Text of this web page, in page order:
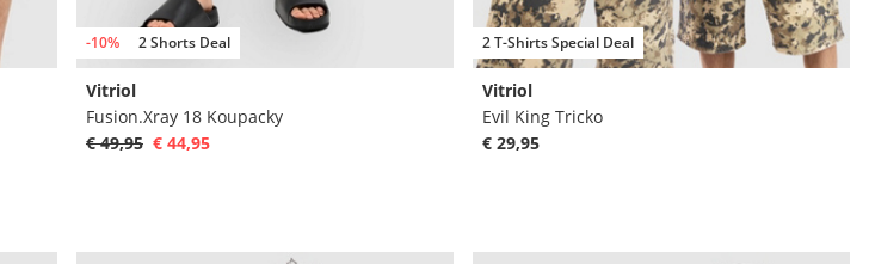
-10% 2 Shorts Deal
Vitriol
Fusion.Xray 18 Koupacky
€ 49,95 € 44,95
2 T-Shirts Special Deal
Vitriol
Evil King Tricko
€ 29,95